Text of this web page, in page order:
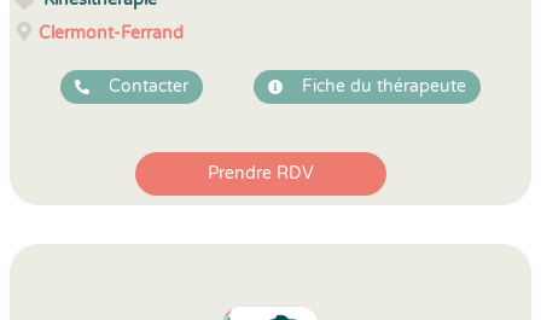
Clermont-Ferrand
Contacter Fiche du thérapeute
Prendre RDV